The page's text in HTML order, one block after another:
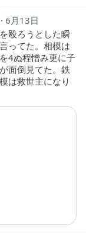
6月13日
殴ろうとした瞬
ってた。相模は
4ぬ程憎み更に子
面倒見てた。鉄
は救世主になり